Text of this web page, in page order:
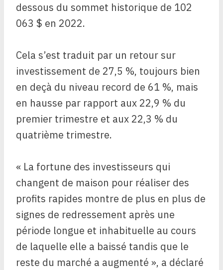
dessous du sommet historique de 102
063 $ en 2022.
Cela s’est traduit par un retour sur
investissement de 27,5 %, toujours bien
en deçà du niveau record de 61 %, mais
en hausse par rapport aux 22,9 % du
premier trimestre et aux 22,3 % du
quatrième trimestre.
« La fortune des investisseurs qui
changent de maison pour réaliser des
profits rapides montre de plus en plus de
signes de redressement après une
période longue et inhabituelle au cours
de laquelle elle a baissé tandis que le
reste du marché a augmenté », a déclaré